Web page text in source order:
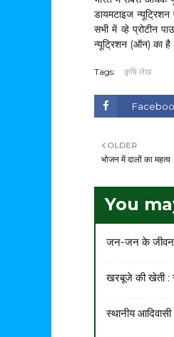
डायमटाइज न्यूट्रिशन
सभी में व्हे प्रोटीन
न्यूट्रिशन (ऑन) का
Tags: कृषि लेख
OLDER
भोजन में दालों का महत्व
You
जन-जन के जीवन
खरबूजे की खेती :
स्थानीय